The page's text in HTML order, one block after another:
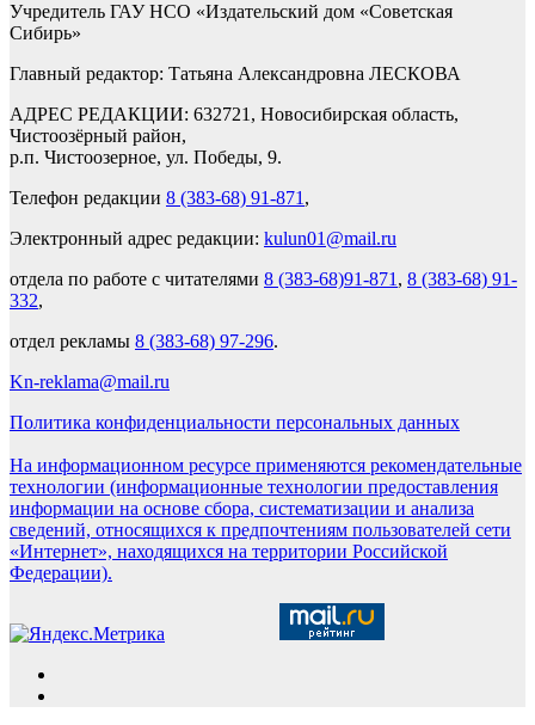
Учредитель ГАУ НСО «Издательский дом «Советская
Сибирь»
Главный редактор: Татьяна Александровна ЛЕСКОВА
АДРЕС РЕДАКЦИИ: 632721, Новосибирская область,
Чистоозёрный район,
р.п. Чистоозерное, ул. Победы, 9.
Телефон редакции 8 (383-68) 91-871 ,
Электронный адрес редакции: kulun01@mail.ru
отдела по работе с читателями 8 (383-68)91-871 , 8 (383-68) 91-
332,
отдел рекламы 8 (383-68) 97-296.
Kn-reklama@mail.ru
Политика конфиденциальности персональных данных
На информационном ресурсе применяются рекомендательные
технологии (информационные технологии предоставления
информации на основе сбора, систематизации и анализа
сведений, относящихся к предпочтениям пользователей сети
«Интернет», находящихся на территории Российской
Федерации).